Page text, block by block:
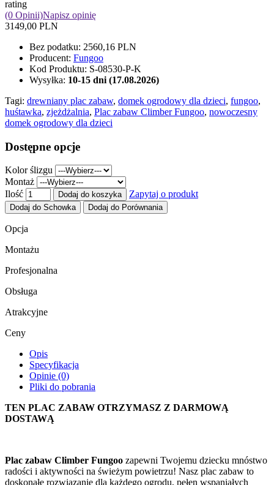
rating
(0 Opinii)Napisz opinię
3149,00 PLN
Bez podatku: 2560,16 PLN
Producent: Fungoo
Kod Produktu: S-08530-P-K
Wysyłka: 10-15 dni (17.08.2026)
Tagi: drewniany plac zabaw, domek ogrodowy dla dzieci, fungoo,
huśtawka, zjeżdżalnia, Plac zabaw Climber Fungoo, nowoczesny
domek ogrodowy dla dzieci
Dostępne opcje
Kolor ślizgu
Montaż
Ilość
Dodaj do koszyka Zapytaj o produkt
Dodaj do Schowka Dodaj do Porównania
Opcja
Montażu
Profesjonalna
Obsługa
Atrakcyjne
Ceny
Opis
Specyfikacja
Opinie (0)
Pliki do pobrania
TEN PLAC ZABAW OTRZYMASZ Z DARMOWĄ
DOSTAWĄ
Plac zabaw Climber Fungoo zapewni Twojemu dziecku mnóstwo
radości i aktywności na świeżym powietrzu! Nasz plac zabaw to
doskonałe rozwiązanie dla każdego ogrodu, pełen wspaniałych